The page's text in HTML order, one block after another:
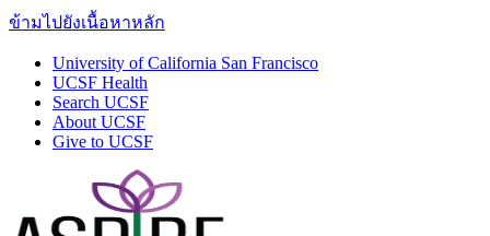
ข้ามไปยังเนื้อหาหลัก
University of California San Francisco
UCSF Health
Search UCSF
About UCSF
Give to UCSF